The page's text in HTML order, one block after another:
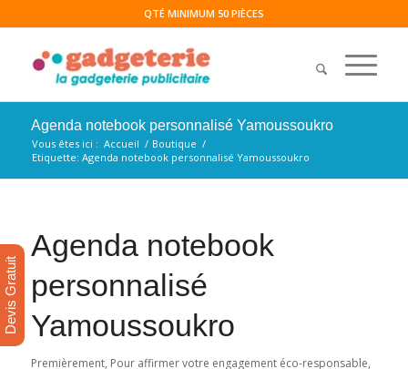
QTÉ MINIMUM 50 PIÈCES
Agenda notebook personnalisé Yamoussoukro
Vous êtes ici : Accueil / Boutique /
Etiquette: Agenda notebook personnalisé Yamoussoukro
Agenda notebook
personnalisé
Yamoussoukro
Premièrement, Pour affirmer votre engagement éco-responsable,
Devis Gratuit